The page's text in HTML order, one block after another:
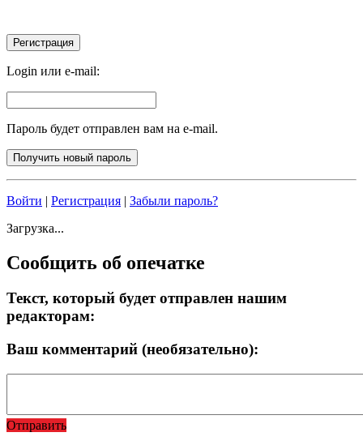
Login или e-mail:
Пароль будет отправлен вам на e-mail.
Войти | Регистрация | Забыли пароль?
Загрузка...
Сообщить об опечатке
Текст, который будет отправлен нашим
редакторам:
Ваш комментарий (необязательно):
Отправить